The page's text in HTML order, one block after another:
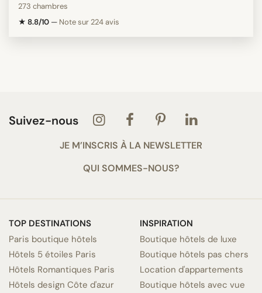
273 chambres
★ 8.8/10 — Note sur 224 avis
Suivez-nous
JE M’INSCRIS À LA NEWSLETTER
QUI SOMMES-NOUS?
TOP DESTINATIONS
Paris boutique hôtels
Hôtels 5 étoiles Paris
Hôtels Romantiques Paris
Hôtels design Côte d'azur
INSPIRATION
Boutique hôtels de luxe
Boutique hôtels pas chers
Location d'appartements
Boutique hôtels avec vue